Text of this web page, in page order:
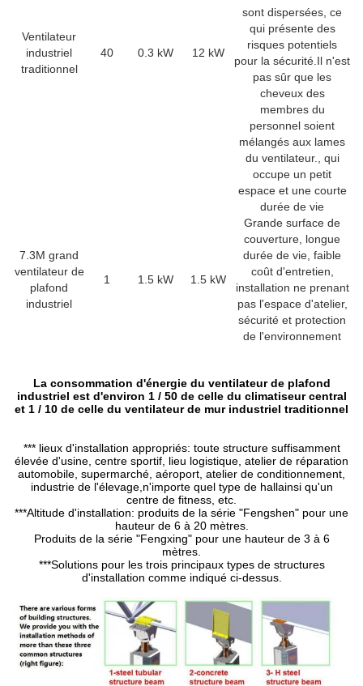
Ventilateur
industriel
traditionnel
40 0.3 kW 12 kW
sont dispersées, ce
qui présente des
risques potentiels
pour la sécurité.Il n'est
pas sûr que les
cheveux des
membres du
personnel soient
mélangés aux lames
du ventilateur., qui
occupe un petit
espace et une courte
durée de vie
7.3M grand
ventilateur de
plafond
industriel
1 1.5 kW 1.5 kW
Grande surface de
couverture, longue
durée de vie, faible
coût d'entretien,
installation ne prenant
pas l'espace d'atelier,
sécurité et protection
de l'environnement
La consommation d'énergie du ventilateur de plafond
industriel est d'environ 1 / 50 de celle du climatiseur central
et 1 / 10 de celle du ventilateur de mur industriel traditionnel
*** lieux d'installation appropriés: toute structure suffisamment
élevée d'usine, centre sportif, lieu logistique, atelier de réparation
automobile, supermarché, aéroport, atelier de conditionnement,
industrie de l'élevage,n'importe quel type de hallainsi qu'un
centre de fitness, etc.
***Altitude d'installation: produits de la série "Fengshen" pour une
hauteur de 6 à 20 mètres.
Produits de la série "Fengxing" pour une hauteur de 3 à 6
mètres.
***Solutions pour les trois principaux types de structures
d'installation comme indiqué ci-dessus.